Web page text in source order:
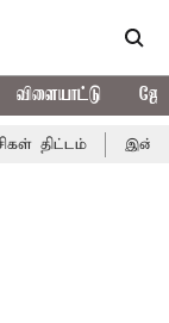
விளையாட்டு
இன்று